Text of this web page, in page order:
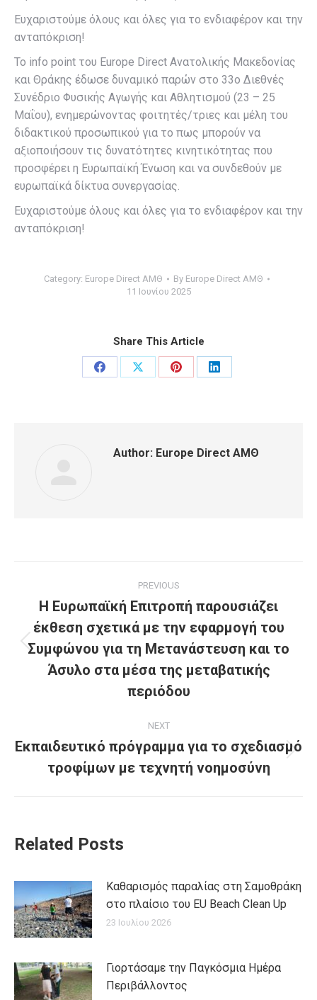
Ευχαριστούμε όλους και όλες για το ενδιαφέρον και την
ανταπόκριση!
Το info point του Europe Direct Ανατολικής Μακεδονίας
και Θράκης έδωσε δυναμικό παρών στο 33ο Διεθνές
Συνέδριο Φυσικής Αγωγής και Αθλητισμού (23 – 25
Μαΐου), ενημερώνοντας φοιτητές/τριες και μέλη του
διδακτικού προσωπικού για το πως μπορούν να
αξιοποιήσουν τις δυνατότητες κινητικότητας που
προσφέρει η Ευρωπαϊκή Ένωση και να συνδεθούν με
ευρωπαϊκά δίκτυα συνεργασίας.
Ευχαριστούμε όλους και όλες για το ενδιαφέρον και την
ανταπόκριση!
Category: Europe Direct ΑΜΘ By Europe Direct ΑΜΘ
11 Ιουνίου 2025
Share This Article
Share
Share
Share
Share
Author: Europe Direct ΑΜΘ
navigation
PREVIOUS
Previous
post:
Η Ευρωπαϊκή Επιτροπή παρουσιάζει
έκθεση σχετικά με την εφαρμογή του
Συμφώνου για τη Μετανάστευση και το
Άσυλο στα μέσα της μεταβατικής
περιόδου
NEXT
Next
post:
Εκπαιδευτικό πρόγραμμα για το σχεδιασμό
τροφίμων με τεχνητή νοημοσύνη
Related Posts
Καθαρισμός παραλίας στη Σαμοθράκη
στο πλαίσιο του EU Beach Clean Up
23 Ιουλίου 2026
Γιορτάσαμε την Παγκόσμια Ημέρα
Περιβάλλοντος